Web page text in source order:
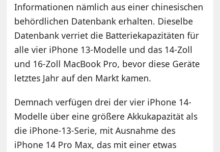
Informationen nämlich aus einer chinesischen
behördlichen Datenbank erhalten. Dieselbe
Datenbank verriet die Batteriekapazitäten für
alle vier iPhone 13-Modelle und das 14-Zoll
und 16-Zoll MacBook Pro, bevor diese Geräte
letztes Jahr auf den Markt kamen.
Demnach verfügen drei der vier iPhone 14-
Modelle über eine größere Akkukapazität als
die iPhone-13-Serie, mit Ausnahme des
iPhone 14 Pro Max, das mit einer etwas